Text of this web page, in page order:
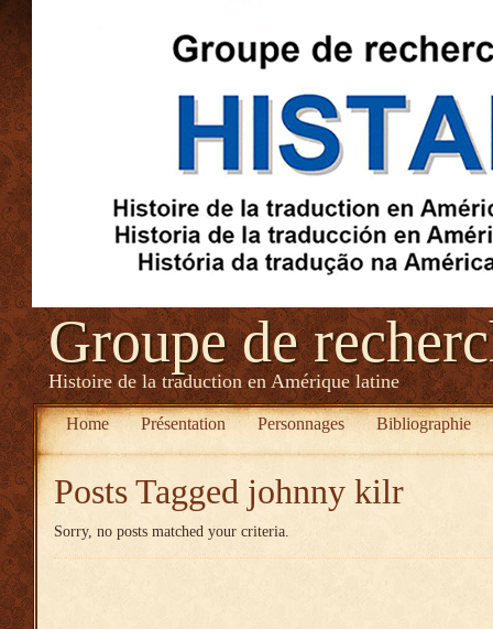
Groupe de
Histoire de la traduction en Amérique latine
Home Présentation Personnages Bibliographie
Posts Tagged johnny kilr
Sorry, no posts matched your criteria.